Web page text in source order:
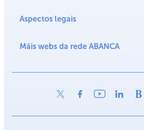
Aspectos legais
Máis webs da rede ABANCA